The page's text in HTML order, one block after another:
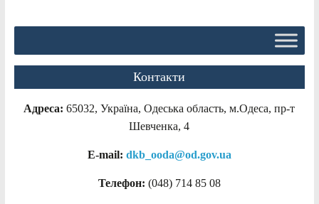
Контакти
Адреса:65032, Україна, Одеська область, м.Одеса, пр-т
Шевченка, 4
E-mail: dkb_ooda@od.gov.ua
Телефон: (048) 714 85 08